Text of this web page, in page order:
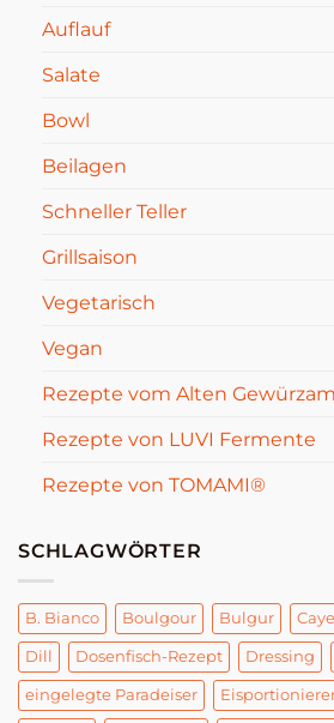
Auflauf
Salate
Bowl
Beilagen
Schneller Teller
Grillsaison
Vegetarisch
Vegan
Rezepte vom Alten
Rezepte von LUVI Fermente
Rezepte von TOMAMI®
SCHLAGWÖRTER
B. Bianco Boulgour Bulgur
Dill Dosenfisch-Rezept Dressing
eingelegte Paradeiser